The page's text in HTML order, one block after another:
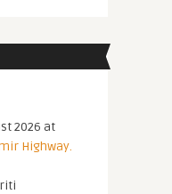
2026 at
Highway.